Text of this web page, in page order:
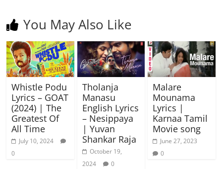
You May Also Like
Whistle Podu
Lyrics – GOAT
(2024) | The
Greatest Of
All Time
July 10, 2024
0
Tholanja
Manasu
English Lyrics
– Nesippaya
| Yuvan
Shankar Raja
October 19,
2024
0
Malare
Mounama
Lyrics |
Karnaa Tamil
Movie song
June 27, 2023
0